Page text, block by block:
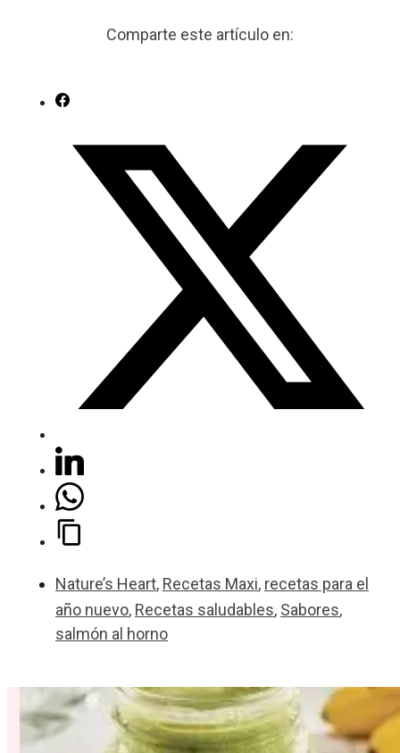
Comparte este artículo en:
Nature’s Heart, Recetas Maxi, recetas para el
año nuevo, Recetas saludables, Sabores,
salmón al horno